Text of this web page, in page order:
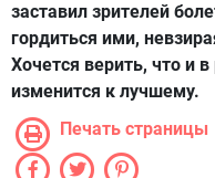
заставил зрителей
гордиться ими,
Хочется верить, что и
изменится к лучшему.
Печать страницы